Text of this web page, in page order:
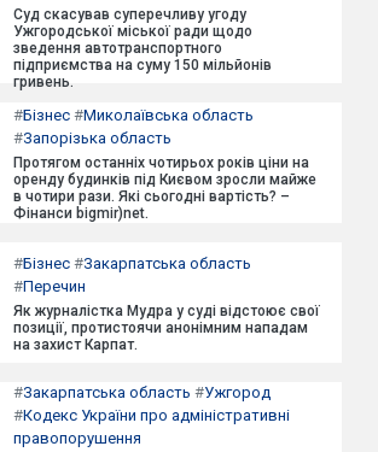
Суд скасував суперечливу угоду
Ужгородської міської ради щодо
зведення автотранспортного
підприємства на суму 150 мільйонів
гривень.
#Бізнес #Миколаївська область
#Запорізька область
Протягом останніх чотирьох років ціни на
оренду будинків під Києвом зросли майже
в чотири рази. Які сьогодні вартість? –
Фінанси bigmir)net.
#Бізнес #Закарпатська область
#Перечин
Як журналістка Мудра у суді відстоює свої
позиції, протистоячи анонімним нападам
на захист Карпат.
#Закарпатська область #Ужгород
#Кодекс України про адміністративні
правопорушення